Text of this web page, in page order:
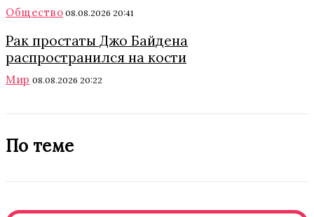
Общество 08.08.2026 20:41
Рак простаты Джо Байдена
распространился на кости
Мир 08.08.2026 20:22
По теме